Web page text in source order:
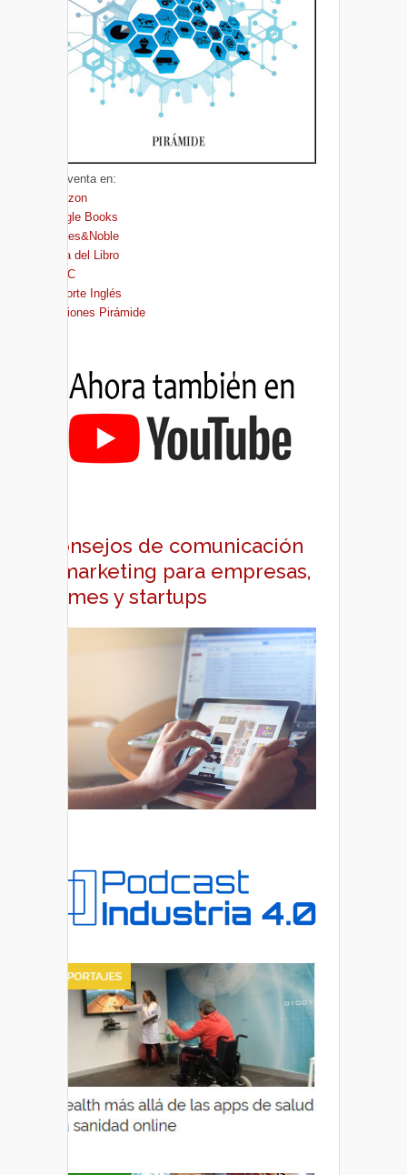
A la venta en:
Amazon
Google Books
Barnes&Noble
Casa del Libro
FNAC
El Corte Inglés
Ediciones Pirámide
Consejos de comunicación
y marketing para empresas,
pymes y startups